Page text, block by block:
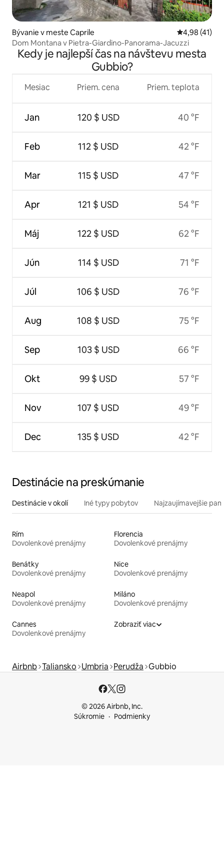
Bývanie v meste Caprile Priemerné
4,98 (41)
Dom Montana v Pietra-Giardino-Panorama-Jacuzzi
Kedy je najlepší čas na návštevu mesta
Gubbio?
Mesiac
Jan
Feb
Mar
Apr
Máj
Jún
Júl
Aug
Sep
Okt
Nov
Dec
Priem. cena
120 $ USD
112 $ USD
115 $ USD
121 $ USD
122 $ USD
114 $ USD
106 $ USD
108 $ USD
103 $ USD
99 $ USD
107 $ USD
135 $ USD
Priem. teplota
40 °F
42 °F
47 °F
54 °F
62 °F
71 °F
76 °F
75 °F
66 °F
57 °F
49 °F
42 °F
Destinácie na preskúmanie
Destinácie v okolí Iné typy pobytov Najzaujímavejšie
Rím
Dovolenkové prenájmy
Florencia
Dovolenkové prenájmy
Benátky
Dovolenkové prenájmy
Nice
Dovolenkové prenájmy
Neapol
Dovolenkové prenájmy
Miláno
Dovolenkové prenájmy
Cannes
Dovolenkové prenájmy
Zobraziť viac
Airbnb Taliansko Umbria Perudža Gubbio
© 2026 Airbnb, Inc.
Súkromie
Podmienky